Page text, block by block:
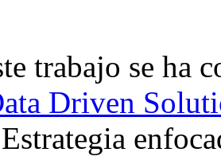
trabajo se ha
Driven